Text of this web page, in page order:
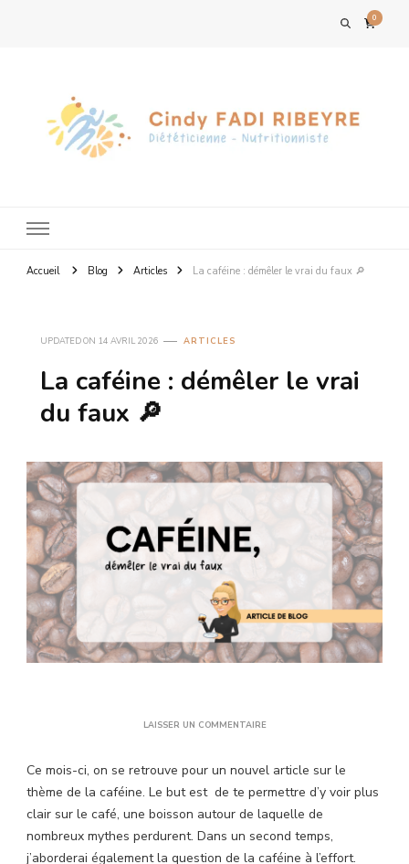
0
Accueil Blog Articles La caféine : démêler le vrai du faux 🔎
UPDATED ON 14 AVRIL 2026 ARTICLES
La caféine : démêler le vrai
du faux 🔎
LAISSER UN COMMENTAIRESUR
:
LE
VRAI
FAUX
🔎
Ce mois-ci, on se retrouve pour un nouvel article sur le
thème de la caféine. Le but est de te permettre d’y voir plus
clair sur le café, une boisson autour de laquelle de
nombreux mythes perdurent. Dans un second temps,
j’aborderai également la question de la caféine à l’effort.